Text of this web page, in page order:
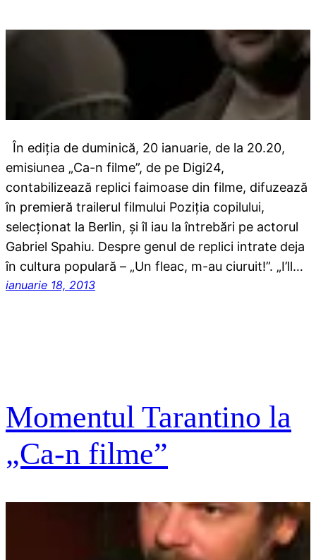
În ediția de duminică, 20 ianuarie, de la 20.20,
emisiunea „Ca-n filme”, de pe Digi24,
contabilizează replici faimoase din filme, difuzează
în premieră trailerul filmului Poziția copilului,
selecționat la Berlin, și îl iau la întrebări pe actorul
Gabriel Spahiu. Despre genul de replici intrate deja
în cultura populară – „Un fleac, m-au ciuruit!”. „I’ll…
ianuarie 18, 2013
Momentul Tarantino la
„Ca-n filme”